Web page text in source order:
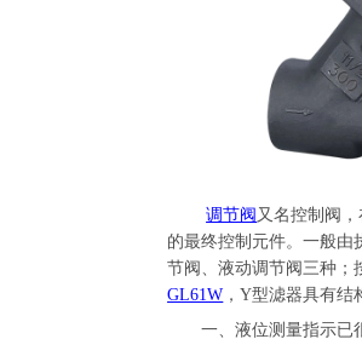
调节阀 又名控制阀
的最终控制元件。一般由
节阀、液动调节阀三种；
GL61W ，Y型滤器具有结
一、液位测量指示已很